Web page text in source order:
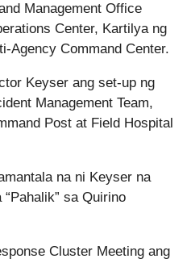
Management Office
Center, Kartilya ng
Agency Command Center.
Keyser ang set-up ng
Management Team,
Post at Field Hospital
na ni Keyser na
sa Quirino
Cluster Meeting ang